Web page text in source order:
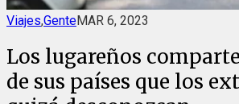
Viajes,GenteMAR 6, 2023
Los lugareños
de sus países que los